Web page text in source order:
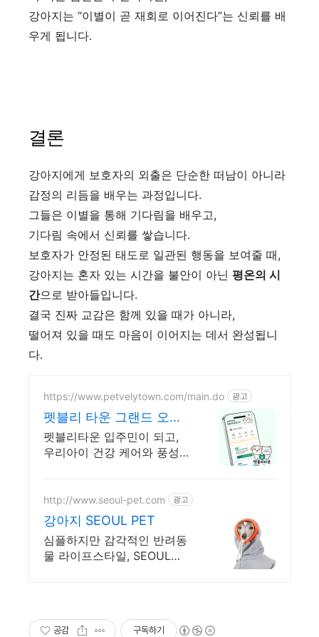
강아지는 “이별이 곧 재회로 이어진다”는 신뢰를 배
우게 됩니다.
결론
강아지에게 보호자의 외출은 단순한 떠남이 아니라
감정의 리듬을 배우는 과정입니다.
그들은 이별을 통해 기다림을 배우고,
기다림 속에서 신뢰를 쌓습니다.
보호자가 안정된 태도로 일관된 행동을 보여줄 때,
강아지는 혼자 있는 시간을 불안이 아닌 평온의 시
간으로 받아들입니다.
결국 진짜 교감은 함께 있을 때가 아니라,
떨어져 있을 때도 마음이 이어지는 데서 완성됩니
다.
https://www.petvelytown.com/main.do 광고
펫블리 타운 그랜드 오픈
오픈 이벤트 진행 중!
펫블리타운 입주민이 되고,
우리아이 건강 케어와 풍성
http://www.seoul-pet.com 광고
강아지 SEOUL PET
심플하지만 감각적인 반려동
물 라이프스타일, SEOUL
공감 구독하기